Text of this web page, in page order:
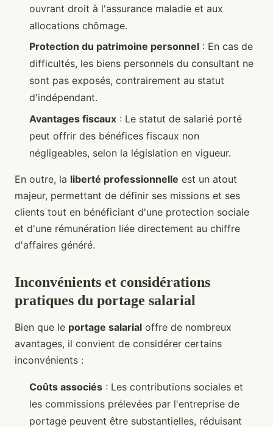
ouvrant droit à l'assurance maladie et aux
allocations chômage.
Protection du patrimoine personnel : En cas de
difficultés, les biens personnels du consultant ne
sont pas exposés, contrairement au statut
d'indépendant.
Avantages fiscaux : Le statut de salarié porté
peut offrir des bénéfices fiscaux non
négligeables, selon la législation en vigueur.
En outre, la liberté professionnelle est un atout
majeur, permettant de définir ses missions et ses
clients tout en bénéficiant d'une protection sociale
et d'une rémunération liée directement au chiffre
d'affaires généré.
Inconvénients et considérations
pratiques du portage salarial
Bien que le portage salarial offre de nombreux
avantages, il convient de considérer certains
inconvénients :
Coûts associés : Les contributions sociales et
les commissions prélevées par l'entreprise de
portage peuvent être substantielles, réduisant